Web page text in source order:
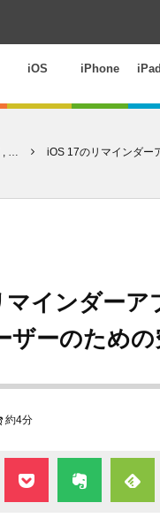
iOS iPhone iPad
, … iOS 17のリマインダー
マインダー
ザーのため
約4分